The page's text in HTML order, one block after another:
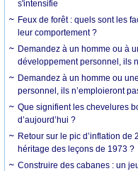
s'intensifie
Feux de forêt : quels sont les
leur comportement ?
Demandez à un homme ou à
développement personnel, ils
Demandez à un homme ou
personnel, ils n’emploieront
Que signifient les chevelures
d’aujourd’hui ?
Retour sur le pic d’inflation
héritage des leçons de 1973 ?
Construire des cabanes : un